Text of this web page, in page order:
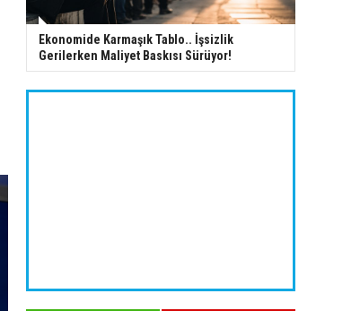
Ekonomide Karmaşık Tablo.. İşsizlik
Gerilerken Maliyet Baskısı Sürüyor!